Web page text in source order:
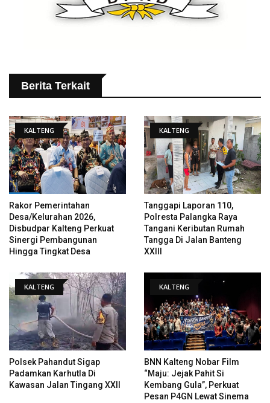
Berita Terkait
KALTENG
Rakor Pemerintahan
Desa/Kelurahan 2026,
Disbudpar Kalteng Perkuat
Sinergi Pembangunan
Hingga Tingkat Desa
KALTENG
Tanggapi Laporan 110,
Polresta Palangka Raya
Tangani Keributan Rumah
Tangga Di Jalan Banteng
XXIII
KALTENG
Polsek Pahandut Sigap
Padamkan Karhutla Di
Kawasan Jalan Tingang XXII
KALTENG
BNN Kalteng Nobar Film
“Maju: Jejak Pahit Si
Kembang Gula”, Perkuat
Pesan P4GN Lewat Sinema